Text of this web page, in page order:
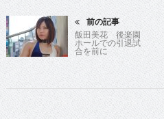
前の記事
飯田美花 後楽園
ホールでの引退試
合を前に